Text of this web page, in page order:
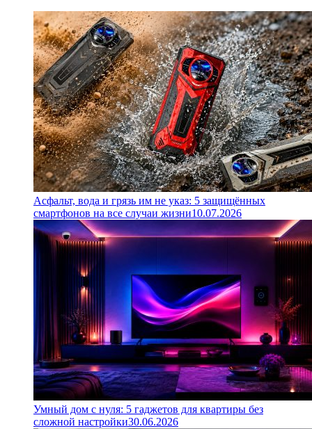
Асфальт, вода и грязь им не указ: 5 защищённых
смартфонов на все случаи жизни10.07.2026
Умный дом с нуля: 5 гаджетов для квартиры без
сложной настройки30.06.2026